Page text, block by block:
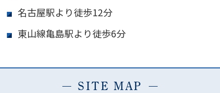
名古屋駅より徒歩12分
東山線亀島駅より徒歩6分
SITE MAP